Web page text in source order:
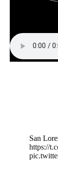
San
https://